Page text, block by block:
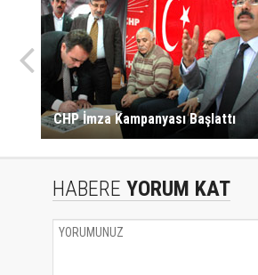
CHP İmza Kampanyası Başlattı
HABERE YORUM KAT